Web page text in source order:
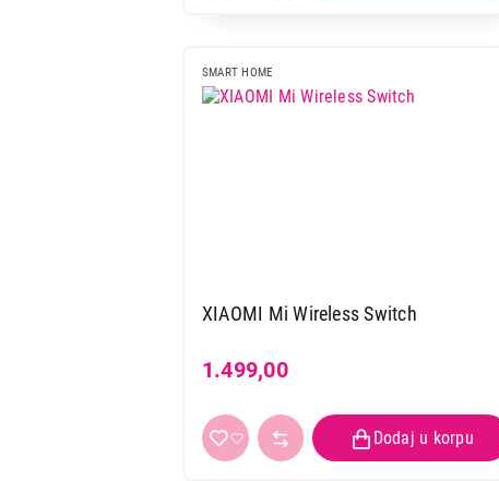
SMART HOME
XIAOMI Mi Wireless Switch
1.499,00